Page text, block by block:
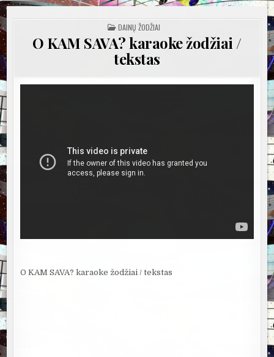
POSTED
IN
DAINŲ ŽODŽIAI
O KAM SAVA? karaoke žodžiai /
tekstas
O KAM SAVA? karaoke žodžiai / tekstas